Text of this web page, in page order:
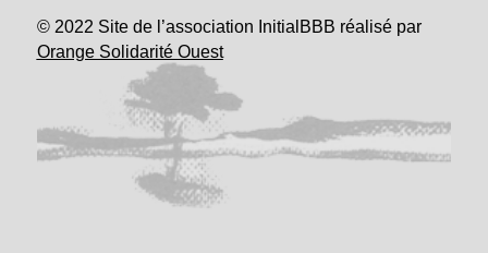
© 2022 Site de l’association InitialBBB réalisé par
Orange Solidarité Ouest